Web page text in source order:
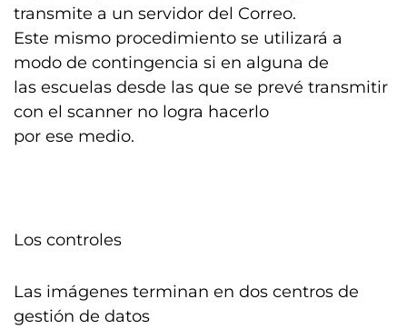
transmite a un servidor del Correo.
Este mismo procedimiento se utilizará a
modo de contingencia si en alguna de
las escuelas desde las que se prevé transmitir
con el scanner no logra hacerlo
por ese medio.
Los controles
Las imágenes terminan en dos centros de
gestión de datos